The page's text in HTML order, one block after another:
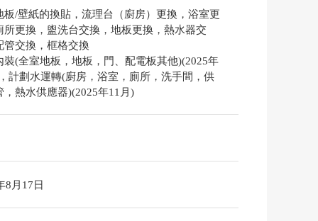
板/壁紙的換貼，流理台（廚房）更換，浴室更
所更換，盥洗台交換，地板更換，熱水器交
管交換，框格交換
裝(全室地板，地板，門、配電板其他)(2025年
計劃水運轉(廚房，浴室，廁所，洗手間，供
，熱水供應器)(2025年11月)
8月17日